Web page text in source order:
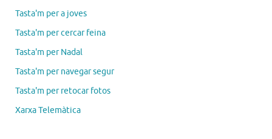
Tasta'm per a joves
Tasta'm per cercar feina
Tasta'm per Nadal
Tasta'm per navegar segur
Tasta'm per retocar fotos
Xarxa Telemàtica